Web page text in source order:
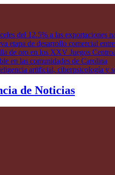
del 12.5% a las exportaciones
etapa de desarrollo comercial
de oro en los XXV Juegos
en las comunidades de Carolina
artificial, ciberpsicología y
de Noticias